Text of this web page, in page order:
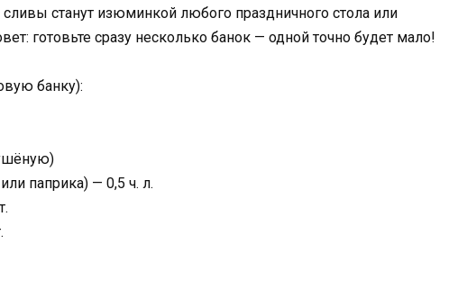
станут изюминкой любого праздничного стола или
готовьте сразу несколько банок — одной точно будет мало!
банку):
паприка) — 0,5 ч. л.